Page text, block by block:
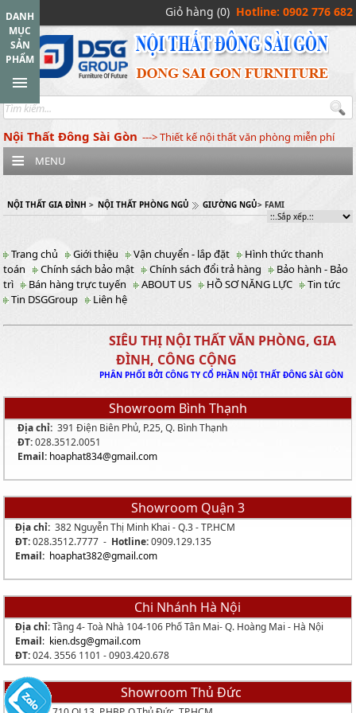
Giỏ hàng (0) Hotline: 0902 776 682
Nội Thất Đông Sài Gòn ---> Thiết kế nội thất văn phòng miễn phí
DANH
MỤC
SẢN
PHẨM
MENU
NỘI THẤT GIA ĐÌNH > NỘI THẤT PHÒNG NGỦ GIƯỜNG NGỦ> FAMI
Trang chủ Giới thiệu Vận chuyển - lắp đặt
Hình thức thanh
toán
Chính sách bảo mật Chính sách đổi trả hàng
Bảo hành - Bảo
trì
Bán hàng trực tuyến ABOUT US HỒ SƠ NĂNG LỰC
Tin tức
Tin DSGGroup
Liên hệ
SIÊU THỊ NỘI THẤT VĂN PHÒNG, GIA
ĐÌNH, CÔNG CỘNG
PHÂN PHỐI BỞI CÔNG TY CỔ PHẦN NỘI THẤT ĐÔNG SÀI GÒN
Showroom Bình Thạnh
Địa chỉ:391 Điện Biên Phủ, P.25, Q. Bình Thạnh
ĐT:028.3512.0051
Email: hoaphat834@gmail.com
Showroom Quận 3
Địa chỉ:382 Nguyễn Thị Minh Khai - Q.3 - TP.HCM
ĐT:028.3512.7777 - Hotline:0909.129.135
Email: hoaphat382@gmail.com
Chi Nhánh Hà Nội
Địa chỉ: Tầng 4- Toà Nhà 104-106 Phố Tân Mai- Q. Hoàng Mai - Hà Nội
Email: kien.dsg@gmail.com
ĐT:024. 3556 1101 - 0903.420.678
Showroom Thủ Đức